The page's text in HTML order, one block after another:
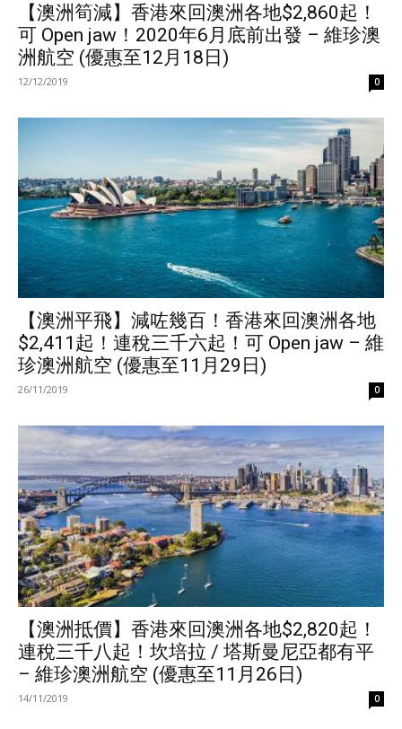
【澳洲筍減】香港來回澳洲各地$2,860起！
可 Open jaw！2020年6月底前出發 – 維珍澳
洲航空 (優惠至12月18日)
12/12/2019 0
【澳洲平飛】減咗幾百！香港來回澳洲各地
$2,411起！連稅三千六起！可 Open jaw – 維
珍澳洲航空 (優惠至11月29日)
26/11/2019 0
【澳洲抵價】香港來回澳洲各地$2,820起！
連稅三千八起！坎培拉 / 塔斯曼尼亞都有平
– 維珍澳洲航空 (優惠至11月26日)
14/11/2019 0